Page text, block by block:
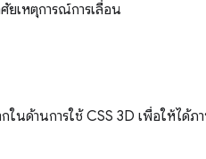
ยเหตุการณ์การเลื่อน
กในด้านการใช้ CSS 3D เพื่อให้ไ